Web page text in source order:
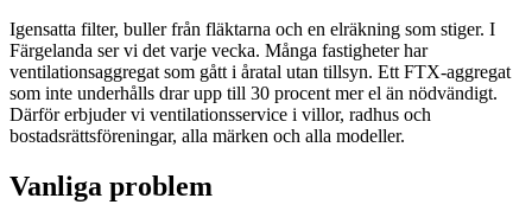
Igensatta filter, buller från fläktarna och en elräkning som stiger. I
Färgelanda ser vi det varje vecka. Många fastigheter har
ventilationsaggregat som gått i åratal utan tillsyn. Ett FTX-aggregat
som inte underhålls drar upp till 30 procent mer el än nödvändigt.
Därför erbjuder vi ventilationsservice i villor, radhus och
bostadsrättsföreningar, alla märken och alla modeller.
Vanliga problem